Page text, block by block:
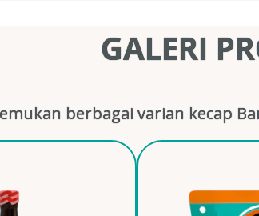
GALERI
berbagai varian kecap